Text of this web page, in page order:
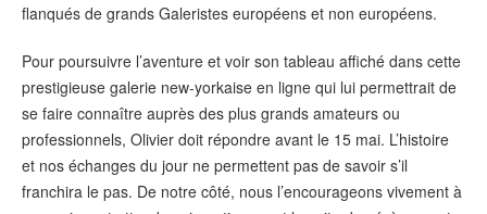
flanqués de grands Galeristes européens et non européens.
Pour poursuivre l’aventure et voir son tableau affiché dans cette
prestigieuse galerie new-yorkaise en ligne qui lui permettrait de
se faire connaître auprès des plus grands amateurs ou
professionnels, Olivier doit répondre avant le 15 mai. L’histoire
et nos échanges du jour ne permettent pas de savoir s’il
franchira le pas. De notre côté, nous l’encourageons vivement à